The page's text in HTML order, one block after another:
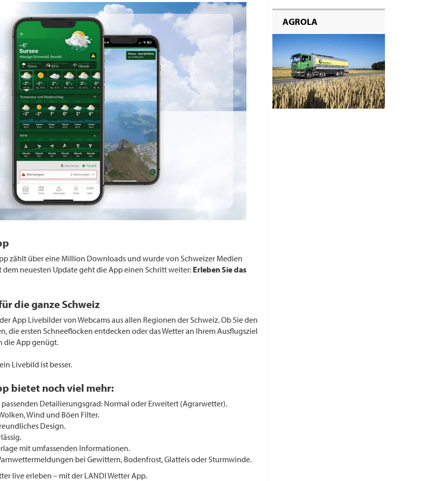
zählt über eine Million Downloads und wurde von Schweizer Medien
neuesten Update geht die App einen Schritt weiter: Erleben Sie das
die ganze Schweiz
App Livebilder von Webcams aus allen Regionen der Schweiz. Ob Sie den
die ersten Schneeflocken entdecken oder das Wetter an Ihrem Ausflugsziel
die App genügt.
Livebild ist besser.
bietet noch viel mehr:
Detailierungsgrad: Normal oder Erweitert (Agrarwetter).
Wind und Böen Filter.
Design.
mit umfassenden Informationen.
bei Gewittern, Bodenfrost, Glatteis oder Sturmwinde.
live erleben – mit der LANDI Wetter App.
AGROLA